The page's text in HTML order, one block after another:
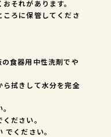
それがあります。
ころに保管してくださ
の食器用中性洗剤でや
ら拭きして水分を完全
ださい。
ください。